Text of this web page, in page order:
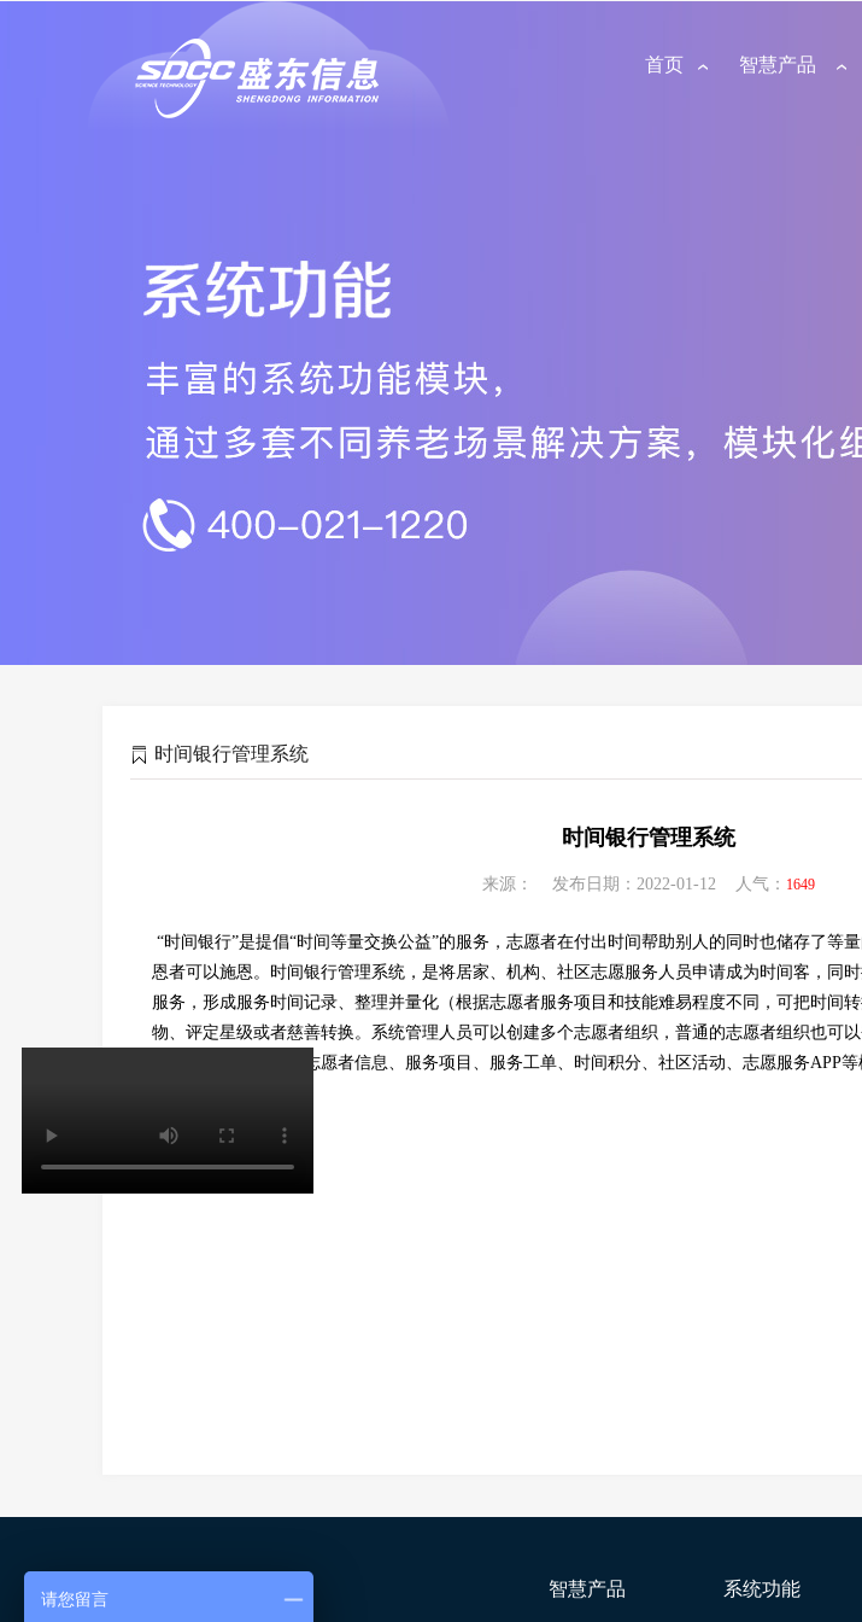
首页 智慧产品
时间银行管理系统
时间银行管理系统
来源： 发布日期：2022-01-12 人气： 1649
“时间银行”是提倡“时间等量交换公益”的服务，志愿者在付出时间帮助别人的同时也储存了等
恩者可以施恩。时间银行管理系统，是将居家、机构、社区志愿服务人员申请成为时间客，同
服务，形成服务时间记录、整理并量化（根据志愿者服务项目和技能难易程度不同，可把时间
物、评定星级或者慈善转换。系统管理人员可以创建多个志愿者组织，普通的志愿者组织也可
体包括志愿者组织、志愿者信息、服务项目、服务工单、时间积分、社区活动、志愿服务APP等
下一篇：没有了
联系我们 智慧产品 系统功能
请您留言